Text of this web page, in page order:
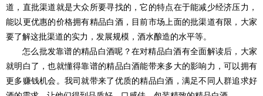
道，直批渠道就是大众所要寻找的，它的特点在于能减少经济压力，
能以更优惠的价格拥有精品白酒，目前市场上面的批渠道有限，大家
要了解这批渠道的实力，发展规模，酒水酿造的水平等。
怎么批发靠谱的精品白酒呢？在对精品白酒有全面解读后，大家
就明白了，也就懂得靠谱的精品白酒能带来多大的影响力，可以拥有
更多赚钱机会。我司就带来了优质的精品白酒，满足不同人群追求好